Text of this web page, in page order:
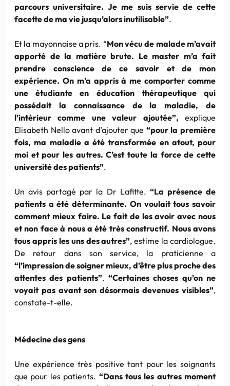
parcours universitaire. Je me suis servie de cette
facette de ma vie jusqu’alors inutilisable”.
Et la mayonnaise a pris. “Mon vécu de malade m’avait
apporté de la matière brute. Le master m’a fait
prendre conscience de ce savoir et de mon
expérience. On m’a appris à me comporter comme
une étudiante en éducation thérapeutique qui
possédait la connaissance de la maladie, de
l’intérieur comme une valeur ajoutée”, explique
Elisabeth Nelloavant d’ajouter que “pour la première
fois, ma maladie a été transformée en atout, pour
moi et pour les autres. C’est toute la force de cette
université des patients”.
Un avis partagé par la Dr Lafitte. “La présence de
patients a été déterminante. On voulait tous savoir
comment mieux faire. Le fait de les avoir avec nous
et non face à nous a été très constructif. Nous avons
tous appris les uns des autres”, estime la cardiologue.
De retour dans son service, la praticienne a
“l’impression de soigner mieux, d’être plus proche des
attentes des patients”.“Certaines choses qu’on ne
voyait pas avant son désormais devenues visibles”,
constate-t-elle.
Médecine des gens
Une expérience très positive tant pour les soignants
que pour les patients. “Dans tous les autres moment